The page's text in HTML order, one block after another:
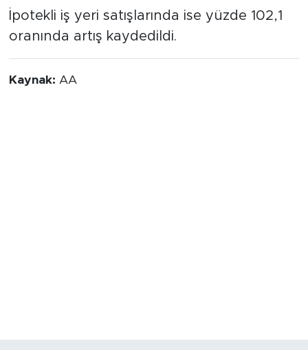
İpotekli iş yeri satışlarında ise yüzde 102,1
oranında artış kaydedildi.
Kaynak: AA